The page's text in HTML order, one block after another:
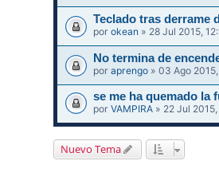
Teclado tras derrame
porokean » 28 Jul 2015,
No termina de
poraprengo » 03 Ago
se me ha quemado la
porVAMPIRA » 22 Jul 2015,
Nuevo Tema